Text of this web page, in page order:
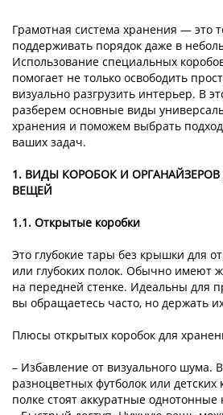
Грамотная система хранения — это
поддерживать порядок даже в
Использование специальных
помогает не только освободить
визуально разгрузить интерьер. В
разберем основные виды
хранения и поможем выбрать
ваших задач.
1. ВИДЫ КОРОБОК И
ВЕЩЕЙ
1.1. Открытые коробки
Это глубокие тары без крышки для
или глубоких полок. Обычно имеют
на передней стенке. Идеальны для
вы обращаетесь часто, но держать
Плюсы открытых коробок для
– Избавление от визуального шума.
разноцветных футболок или детских
полке стоят аккуратные однотонные